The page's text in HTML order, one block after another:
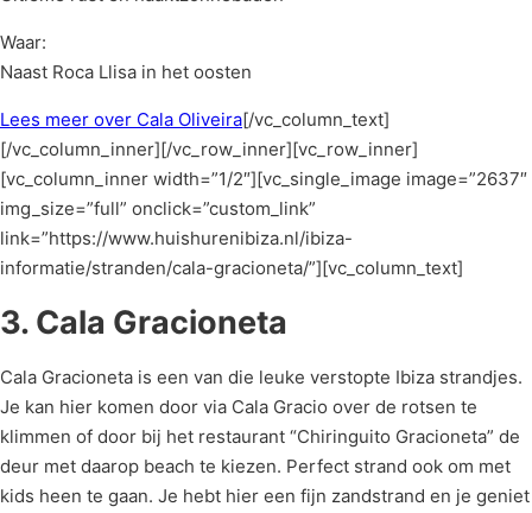
Waar:
Naast Roca Llisa in het oosten
Lees meer over Cala Oliveira[/vc_column_text]
[/vc_column_inner][/vc_row_inner][vc_row_inner]
[vc_column_inner width=”1/2″][vc_single_image image=”2637″
img_size=”full” onclick=”custom_link”
link=”https://www.huishurenibiza.nl/ibiza-
informatie/stranden/cala-gracioneta/”][vc_column_text]
3. Cala Gracioneta
Cala Gracioneta is een van die leuke verstopte Ibiza strandjes.
Je kan hier komen door via Cala Gracio over de rotsen te
klimmen of door bij het restaurant “Chiringuito Gracioneta” de
deur met daarop beach te kiezen. Perfect strand ook om met
kids heen te gaan. Je hebt hier een fijn zandstrand en je geniet